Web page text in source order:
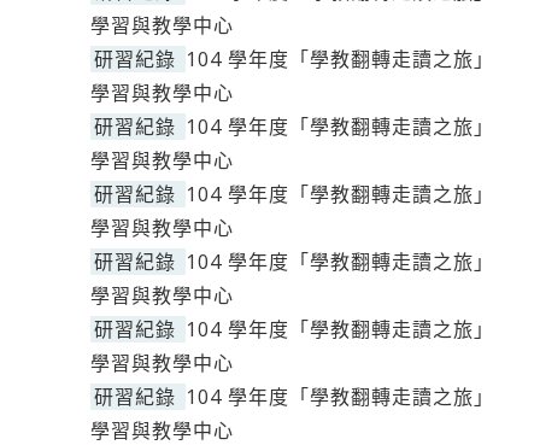
學習與教學中心
研習紀錄 104 學年度「學教翻轉走讀之旅」
學習與教學中心
研習紀錄 104 學年度「學教翻轉走讀之旅」
學習與教學中心
研習紀錄 104 學年度「學教翻轉走讀之旅」
學習與教學中心
研習紀錄 104 學年度「學教翻轉走讀之旅」
學習與教學中心
研習紀錄 104 學年度「學教翻轉走讀之旅」
學習與教學中心
研習紀錄 104 學年度「學教翻轉走讀之旅」
學習與教學中心